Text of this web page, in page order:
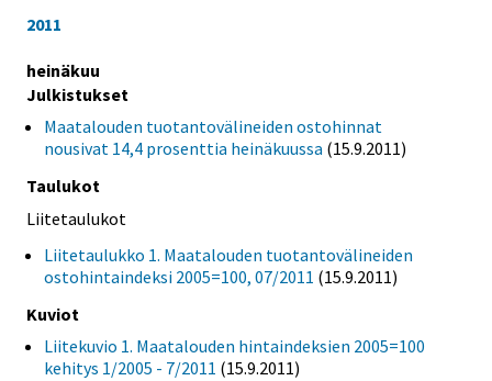
2011
heinäkuu
Julkistukset
Maatalouden tuotantovälineiden ostohinnat
nousivat 14,4 prosenttia heinäkuussa (15.9.2011)
Taulukot
Liitetaulukot
Liitetaulukko 1. Maatalouden tuotantovälineiden
ostohintaindeksi 2005=100, 07/2011 (15.9.2011)
Kuviot
Liitekuvio 1. Maatalouden hintaindeksien 2005=100
kehitys 1/2005 - 7/2011 (15.9.2011)